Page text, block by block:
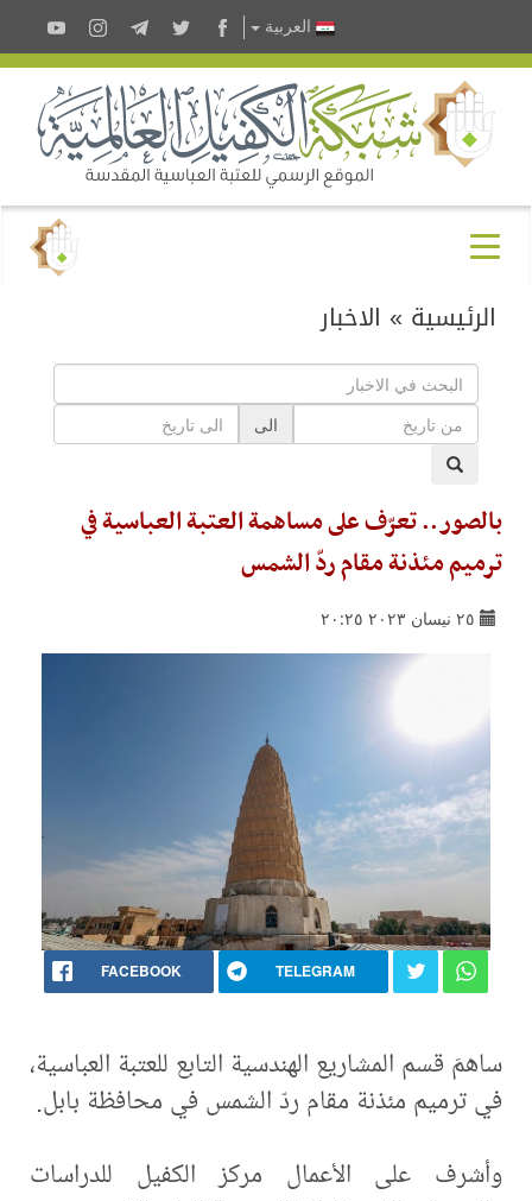
العربية
الرئيسية » الاخبار
الى
بالصور.. تعرّف على مساهمة العتبة العباسية في
ترميم مئذنة مقام ردّ الشمس
٢٥ نيسان ٢٠٢٣ ٢٠:٢٥
FACEBOOK TELEGRAM
ساهمَ قسم المشاريع الهندسية التابع للعتبة العباسية،
في ترميم مئذنة مقام ردّ الشمس في محافظة بابل.
وأشرف على الأعمال مركز الكفيل للدراسات